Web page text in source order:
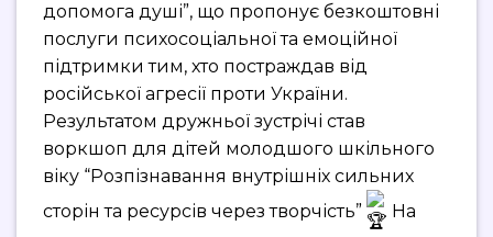
допомога душі”, що пропонує безкоштовні
послуги психосоціальної та емоційної
підтримки тим, хто постраждав від
російської агресії проти України.
Результатом дружньої зустрічі став
воркшоп для дітей молодшого шкільного
віку “Розпізнавання внутрішніх сильних
сторін та ресурсів через творчість”
. На